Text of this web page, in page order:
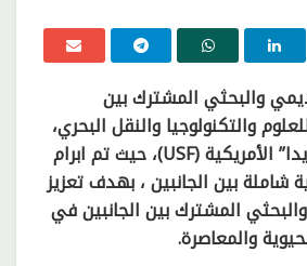
والبحثي المشترك بين
والتكنولوجيا والنقل البحري،
وجامعة “جنوب فلوريدا” الأمريكية (USF)، حيث تم ابرام
شاملة بين الجانبين ، بهدف تعزيز
المشترك بين الجانبين في
والمعاصرة.